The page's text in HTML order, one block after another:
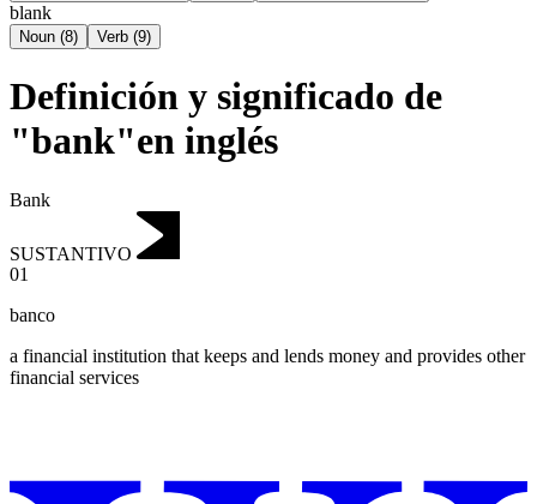
blank
Noun (8) Verb (9)
Definición y significado de
"bank"en inglés
Bank
SUSTANTIVO
01
banco
a financial institution that keeps and lends money and provides other
financial services